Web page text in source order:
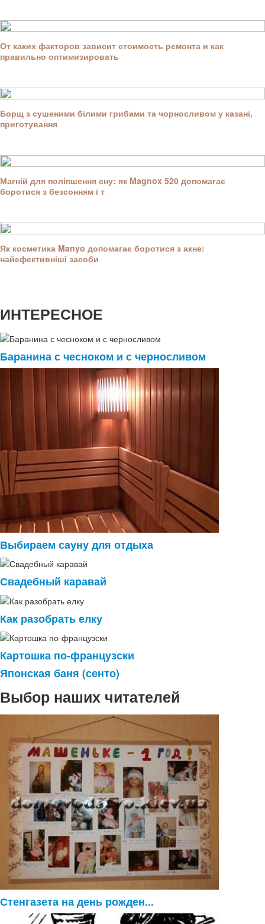
От каких факторов зависит стоимость ремонта и как
правильно оптимизировать
Борщ з сушеними білими грибами та чорносливом у казані,
приготування
Магній для поліпшення сну: як Magnox 520 допомагає
боротися з безсонням і т
Як косметика Manyo допомагає боротися з акне:
найефективніші засоби
ИНТЕРЕСНОЕ
Баранина с чесноком и с черносливом
Выбираем сауну для отдыха
Свадебный каравай
Как разобрать елку
Картошка по-французски
Японская баня (сенто)
Выбор наших читателей
Стенгазета на день рожден...